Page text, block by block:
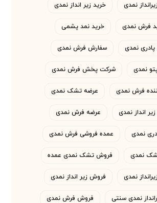
نمدی خرید زیر انداز نمدی
فرش نمدی خرید نمد پشمی
پادری نمدی سفارش فرش نمدی
نمدی شرکت پخش فرش نمدی
فرش نمدی عرضه تشک نمدی
انداز نمدی عرضه فرش نمدی
نمدی عمده فروشی فرش نمدی
نمدی فروش تشک نمدی عمده
نمدی فروش زیر انداز نمدی
نمدی سنتی فروش فرش نمدی